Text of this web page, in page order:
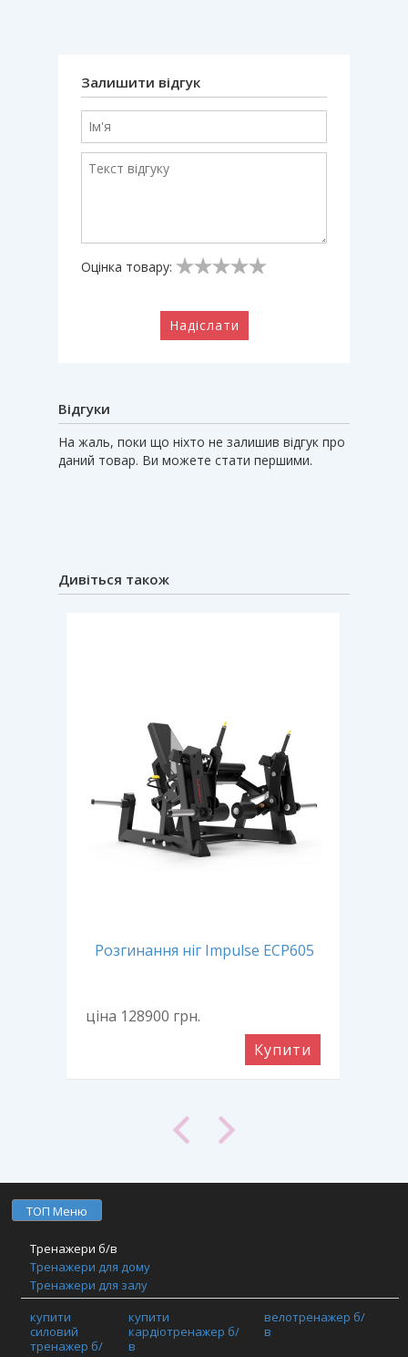
Залишити відгук
Оцінка товару:
Надіслати
Відгуки
На жаль, поки що ніхто не залишив відгук про
даний товар. Ви можете стати першими.
Дивіться також
Розгинання ніг Impulse ECP605
ціна 128900 грн.
Купити
ТОП Меню
Тренажери б/в
Тренажери для дому
Тренажери для залу
Фітнес обладнання
TRX / Функціональний тренінг / Кросфіт
Шафи та спортивні покриття
купити
силовий
тренажер б/
купити
кардіотренажер б/
в
велотренажер б/
в